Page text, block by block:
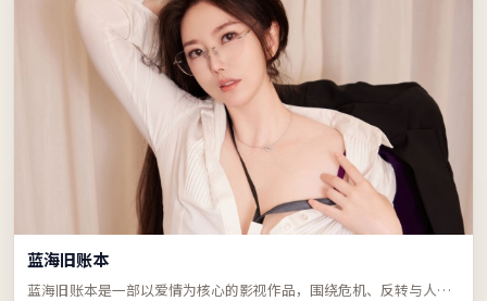
蓝海旧账本
蓝海旧账本是一部以爱情为核心的影视作品，围绕危机、反转与人物